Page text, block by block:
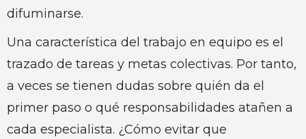
difuminarse.
Una característica del trabajo en equipo es el
trazado de tareas y metas colectivas. Por tanto,
a veces se tienen dudas sobre quién da el
primer paso o qué responsabilidades atañen a
cada especialista. ¿Cómo evitar que